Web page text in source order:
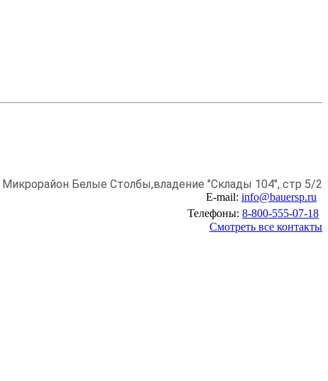
Микрорайон Белые Столбы,владение "Склады 104", стр 5/2
E-mail: info@bauersp.ru
Телефоны: 8-800-555-07-18
Смотреть все контакты